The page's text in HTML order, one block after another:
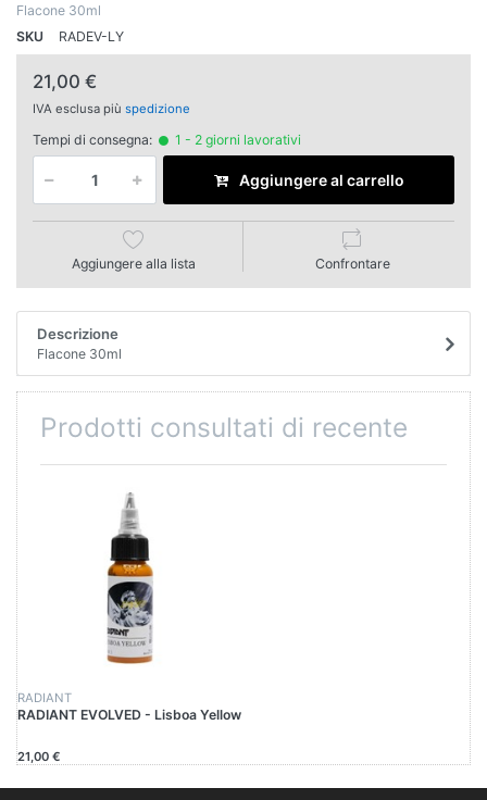
Flacone 30ml
SKU
RADEV-LY
21,00 €
IVA esclusa più spedizione
Tempi di consegna: 1 - 2 giorni lavorativi
Aggiungere al carrello
Aggiungere alla lista Confrontare
Descrizione
Flacone 30ml
Prodotti consultati di recente
RADIANT
RADIANT EVOLVED - Lisboa Yellow
21,00 €